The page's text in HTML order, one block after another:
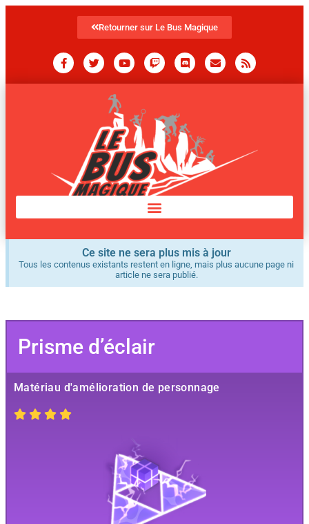
Retourner sur Le Bus Magique
Ce site ne sera plus mis à jour
Tous les contenus existants restent en ligne, mais plus aucune page ni
article ne sera publié.
Prisme d’éclair
Matériau d'amélioration de personnage